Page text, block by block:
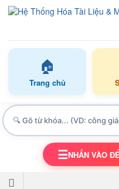
🏠
Trang chủ
☰NHẤN VÀO